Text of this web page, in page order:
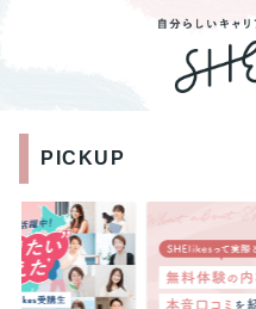
PICKUP